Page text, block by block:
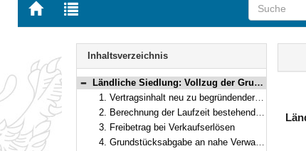
Zur
BAYERN.RECHT
Zur
letzten
Navigation
Inhaltsverzeichnis
Bereich reduzieren
Ländliche Siedlung: Vollzug der Grundsätze für eine modifizierte Handhabung der Wiederkaufsrechte vom 24. Februar 1975
1. Vertragsinhalt neu zu begründender Wiederkaufsrechte
2. Berechnung der Laufzeit bestehender Wiederkaufsrechte
3. Freibetrag bei Verkaufserlösen
4. Grundstücksabgabe an nahe Verwandte